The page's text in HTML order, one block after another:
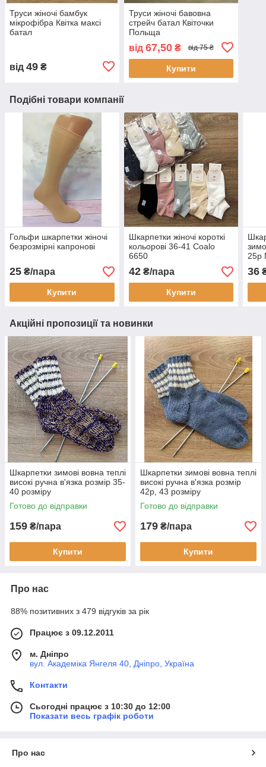
Труси жіночі бамбук
мікрофібра Квітка максі
батал
від 49 ₴
Труси жіночі бавовна
стрейч батал Квіточки
Польща
від 67,50₴ від 75 ₴
Купити
Подібні товари компанії
Гольфи шкарпетки жіночі
безрозмірні капронові
25 ₴/пара
Купити
Шкарпетки жіночі короткі
кольорові 36-41 Coalo
6650
42₴/пара
Купити
25р
36
Акційні пропозиції та новинки
Шкарпетки зимові вовна теплі
високі ручна в'язка розмір 35-
40 розміру
Готово до відправки
159 ₴/пара
Купити
Шкарпетки зимові вовна теплі
високі ручна в'язка розмір
42р, 43 розміру
Готово до відправки
179 ₴/пара
Купити
Про нас
88% позитивних з 479 відгуків за рік
Працює з 09.12.2011
м. Дніпро
вул. Академіка Янгеля 40, Дніпро, Україна
Контакти
Сьогодні працює з 10:30 до 12:00
Показати весь графік роботи
Про нас